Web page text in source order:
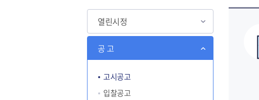
하남뉴스
열린시정
공 고
고시공고
입찰공고